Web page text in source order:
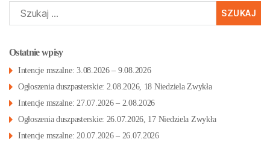
Szukaj:
Ostatnie wpisy
Intencje mszalne: 3.08.2026 – 9.08.2026
Ogłoszenia duszpasterskie: 2.08.2026, 18 Niedziela Zwykła
Intencje mszalne: 27.07.2026 – 2.08.2026
Ogłoszenia duszpasterskie: 26.07.2026, 17 Niedziela Zwykła
Intencje mszalne: 20.07.2026 – 26.07.2026